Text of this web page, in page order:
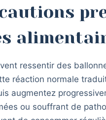
ressentir des
réaction normale
augmentez
ou souffrant de